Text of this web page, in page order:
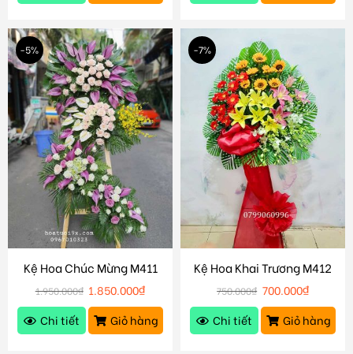
-5%
Kệ Hoa Chúc Mừng M411
1.950.000₫ 1.850.000₫
Chi tiết
Giỏ hàng
-7%
Kệ Hoa Khai Trương M412
750.000₫ 700.000₫
Chi tiết
Giỏ hàng